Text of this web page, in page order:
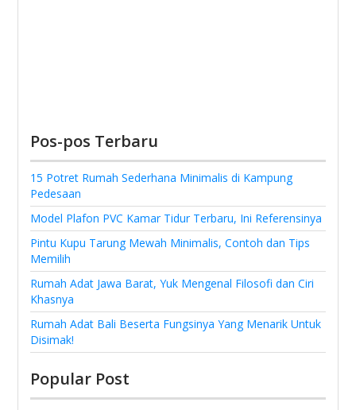
Pos-pos Terbaru
15 Potret Rumah Sederhana Minimalis di Kampung
Pedesaan
Model Plafon PVC Kamar Tidur Terbaru, Ini Referensinya
Pintu Kupu Tarung Mewah Minimalis, Contoh dan Tips
Memilih
Rumah Adat Jawa Barat, Yuk Mengenal Filosofi dan Ciri
Khasnya
Rumah Adat Bali Beserta Fungsinya Yang Menarik Untuk
Disimak!
Popular Post